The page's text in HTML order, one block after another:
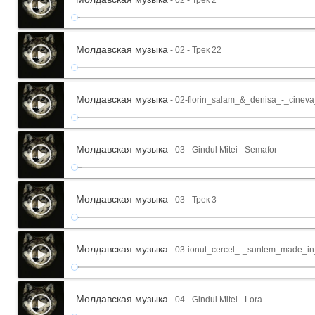
Молдавская музыка - 02 - Трек 22
Молдавская музыка - 02-florin_salam_&_denisa_-
Молдавская музыка - 03 - Gindul Mitei - Semafor
Молдавская музыка - 03 - Трек 3
Молдавская музыка - 03-ionut_cercel_-
Молдавская музыка - 04 - Gindul Mitei - Lora